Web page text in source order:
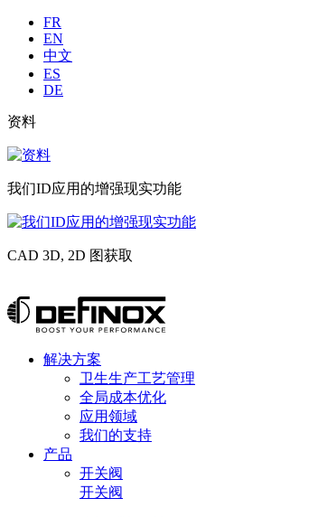
Langues
FR
EN
中文
ES
DE
Liste
sub
资料
资
我们ID应用的增强现实功能
我
CAD 3D, 2D 图获取
3D,
2D
跳
转
Menu
解决方案
卫生生产工艺管理
全局成本优化
应用领域
我们的支持
产品
开关阀
开关阀